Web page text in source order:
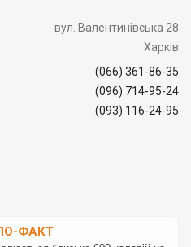
вул. Валентинівська 28
Харків
(066) 361-86-35
(096) 714-95-24
(093) 116-24-95
ФАКТ